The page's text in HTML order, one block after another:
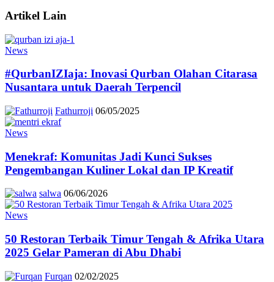
Artikel Lain
News
#QurbanIZIaja: Inovasi Qurban Olahan Citarasa
Nusantara untuk Daerah Terpencil
Fathurroji 06/05/2025
News
Menekraf: Komunitas Jadi Kunci Sukses
Pengembangan Kuliner Lokal dan IP Kreatif
salwa 06/06/2026
News
50 Restoran Terbaik Timur Tengah & Afrika Utara
2025 Gelar Pameran di Abu Dhabi
Furqan 02/02/2025